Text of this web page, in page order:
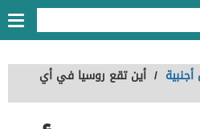
/ أين تقع روسيا في أي